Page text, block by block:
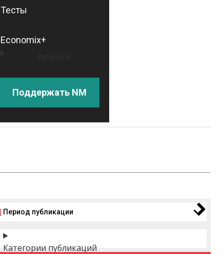
Тесты
Economix+
Поддержать NM
Период публикации
Категории публикаций